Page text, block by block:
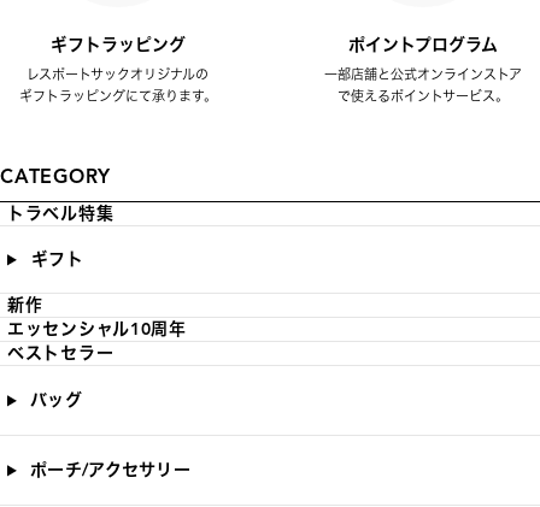
ギフトラッピング
レスポートサックオリジナルの
ギフトラッピングにて承ります。
ポイントプログラム
一部店舗と公式オンラインストア
で使えるポイントサービス。
CATEGORY
トラベル特集
ギフト
新作
エッセンシャル10周年
ベストセラー
バッグ
ポーチ/アクセサリー